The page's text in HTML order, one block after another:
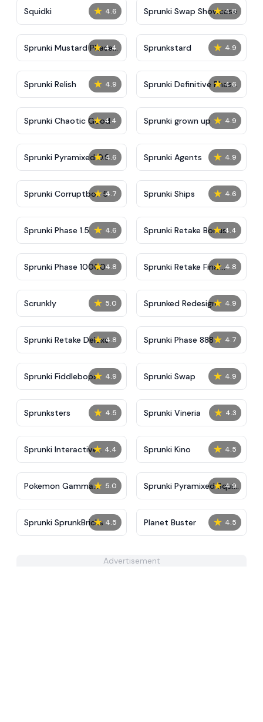
★ 4.6
Squidki ★ 4.8
Sprunki Swap Showcase
★ 4.4
Sprunki Mustard Phase
2
★ 4.9
Sprunkstard
★ 4.9
Sprunki Relish ★ 4.6
Sprunki Definitive Phase
7
★ 4.4
Sprunki Chaotic Good ★ 4.9
Sprunki grown up
★ 4.6
Sprunki Pyramixed 0.9 ★ 4.9
Sprunki Agents
★ 4.7
Sprunki Corruptbox 5 ★ 4.6
Sprunki Ships
★ 4.6
Sprunki Phase 1.5 ★ 4.4
Sprunki Retake Bonus
★ 4.8
Sprunki Phase 10000 ★ 4.8
Sprunki Retake Final
Update
★ 5.0
Scrunkly ★ 4.9
Sprunked Redesign
★ 4.8
Sprunki Retake Deluxe ★ 4.7
Sprunki Phase 888
★ 4.9
Sprunki Fiddlebops ★ 4.9
Sprunki Swap
★ 4.5
Sprunksters ★ 4.3
Sprunki Vineria
★ 4.4
Sprunki Interactive
Tunner
★ 4.5
Sprunki Kino
★ 5.0
Pokemon Gamma
Emerald
★ 4.9
Sprunki Pyramixed Squid
Game
★ 4.5
Sprunki SprunkBricks ★ 4.5
Planet Buster
Advertisement